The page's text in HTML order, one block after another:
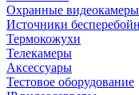
Охранные видеокамеры
Источники
Термокожухи
Телекамеры
Аксессуары
Тестовое оборудование